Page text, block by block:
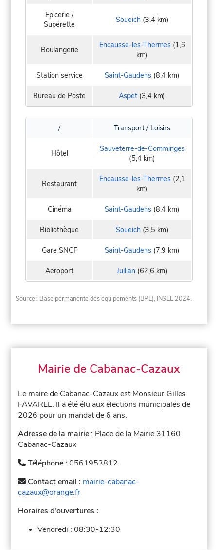
Epicerie /
Supérette
Soueich(3,4 km)
Boulangerie Encausse-les-Thermes(1,6
km)
Station service Saint-Gaudens (8,4 km)
Bureau de Poste Aspet (3,4 km)
/ Transport / Loisirs
Hôtel
Sauveterre-de-Comminges
(5,4 km)
Restaurant Encausse-les-Thermes(2,1
km)
Cinéma Saint-Gaudens (8,4 km)
Bibliothèque Soueich(3,5 km)
Gare SNCF Saint-Gaudens (7,9 km)
Aeroport Juillan(62,6 km)
Source : Base permanente des équipements (BPE), INSEE 2024.
Mairie de Cabanac-Cazaux
Le maire de Cabanac-Cazaux est Monsieur Gilles
FAVAREL. Il a été élu aux élections municipales de
2026 pour un mandat de 6 ans.
Adresse de la mairie : Place de la Mairie 31160
Cabanac-Cazaux
Téléphone :0561953812
Contact email : mairie-cabanac-
cazaux@orange.fr
Horaires d'ouvertures :
Vendredi :08:30-12:30